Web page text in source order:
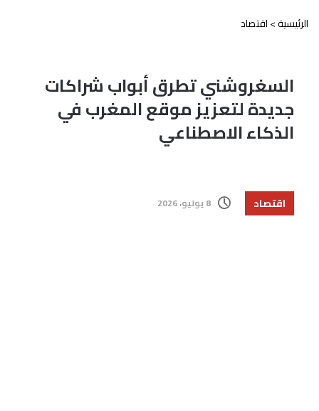
الرئيسية>اقتصاد
السغروشني تطرق أبواب شراكات
جديدة لتعزيز موقع المغرب في
الذكاء الاصطناعي
اقتصاد 8 يوليو، 2026